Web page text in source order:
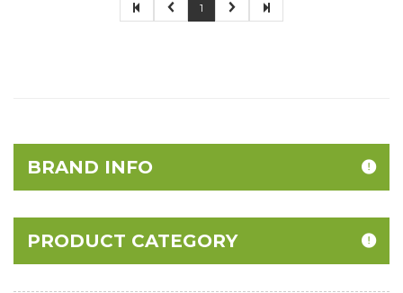
1
BRAND INFO
PRODUCT CATEGORY